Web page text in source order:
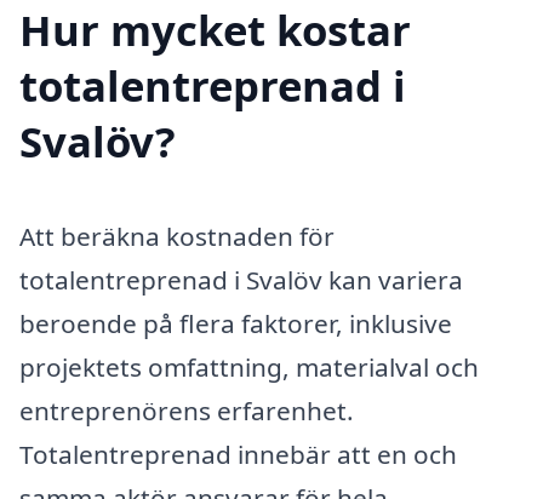
Hur mycket kostar
totalentreprenad i
Svalöv?
Att beräkna kostnaden för
totalentreprenad i Svalöv kan variera
beroende på flera faktorer, inklusive
projektets omfattning, materialval och
entreprenörens erfarenhet.
Totalentreprenad innebär att en och